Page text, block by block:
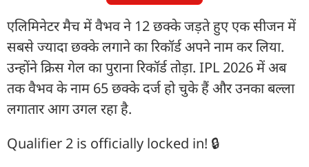
एलिमिनेटर मैच में वैभव ने 12 छक्के जड़ते हुए एक सीजन में
सबसे ज्यादा छक्के लगाने का रिकॉर्ड अपने नाम कर लिया.
उन्होंने क्रिस गेल का पुराना रिकॉर्ड तोड़ा. IPL 2026 में अब
तक वैभव के नाम 65 छक्के दर्ज हो चुके हैं और उनका बल्ला
लगातार आग उगल रहा है.
Qualifier 2 is officially locked in! 🔒